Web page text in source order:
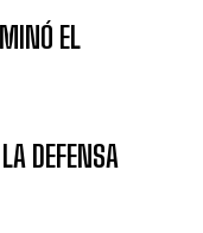
EL
DEFENSA